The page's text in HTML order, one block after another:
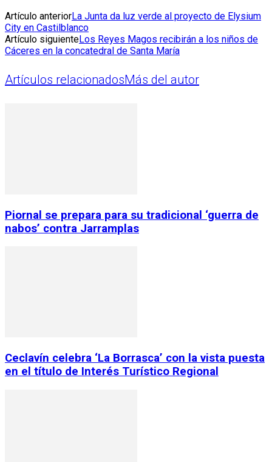
Artículo anteriorLa Junta da luz verde al proyecto de Elysium
City en Castilblanco
Artículo siguienteLos Reyes Magos recibirán a los niños de
Cáceres en la concatedral de Santa María
Artículos relacionadosMás del autor
Piornal se prepara para su tradicional ‘guerra de
nabos’ contra Jarramplas
Ceclavín celebra ‘La Borrasca’ con la vista puesta
en el título de Interés Turístico Regional